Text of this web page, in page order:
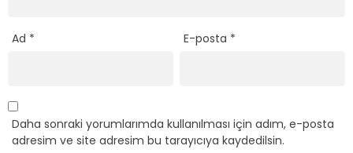
Ad * E-posta *
Daha sonraki yorumlarımda kullanılması için adım, e-posta
adresim ve site adresim bu tarayıcıya kaydedilsin.